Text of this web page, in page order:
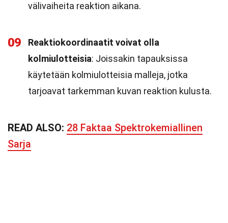
välivaiheita reaktion aikana.
09
Reaktiokoordinaatit voivat olla
kolmiulotteisia: Joissakin tapauksissa
käytetään kolmiulotteisia malleja, jotka
tarjoavat tarkemman kuvan reaktion kulusta.
READ ALSO: 28 Faktaa Spektrokemiallinen
Sarja